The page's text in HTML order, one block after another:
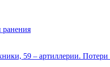
ранения
59 – артиллерии.